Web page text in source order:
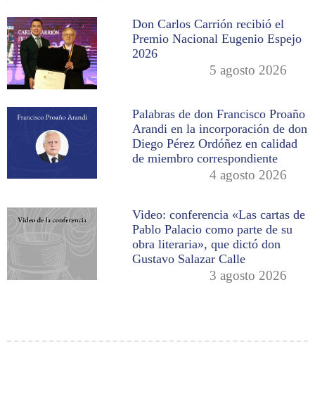
Don Carlos Carrión recibió el
Premio Nacional Eugenio Espejo
2026
5 agosto 2026
Palabras de don Francisco Proaño
Arandi en la incorporación de don
Diego Pérez Ordóñez en calidad
de miembro correspondiente
4 agosto 2026
Video: conferencia «Las cartas de
Pablo Palacio como parte de su
obra literaria», que dictó don
Gustavo Salazar Calle
3 agosto 2026